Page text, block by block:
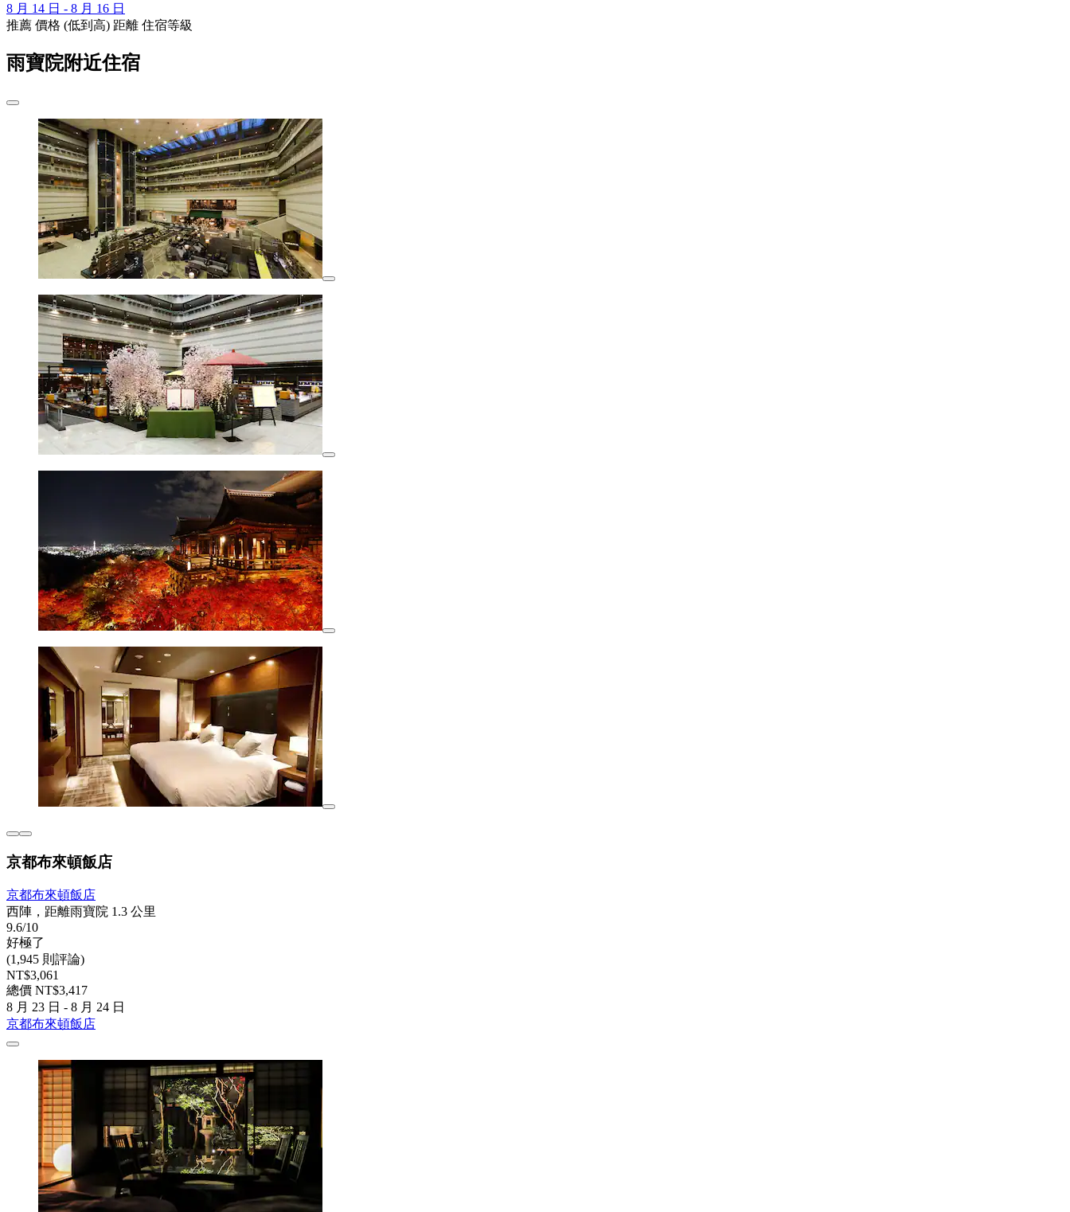
8 月 14 日 - 8 月 16 日
推薦 價格 (低到高) 距離 住宿等級
雨寶院附近住宿
京都布來頓飯店
京都布來頓飯店
西陣，距離雨寶院 1.3 公里
9.6/10
好極了
(1,945 則評論)
NT$3,061
總價 NT$3,417
8 月 23 日 - 8 月 24 日
京都布來頓飯店